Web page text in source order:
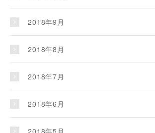
2018年9月
2018年8月
2018年7月
2018年6月
2018年5月